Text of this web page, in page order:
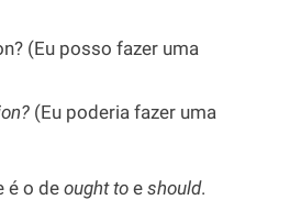
(Eu posso fazer uma
(Eu poderia fazer uma
é o de ought to e should.